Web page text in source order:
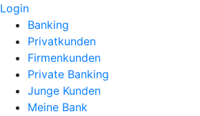
Login
Banking
Privatkunden
Firmenkunden
Private Banking
Junge Kunden
Meine Bank